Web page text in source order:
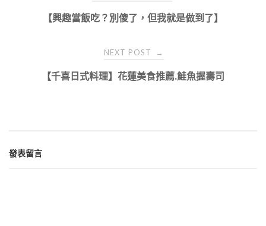
navigation
【興趣當飯吃？別傻了，但我就是做到了】
NEXT POST →
【千喜日式料理】花蓮美食推薦.鮭魚握壽司
發表留言